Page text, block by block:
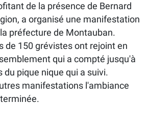
de la présence de Bernard
a organisé une manifestation
préfecture de Montauban.
de 150 grévistes ont rejoint en
qui a compté jusqu'à
du pique nique qui a suivi.
manifestations l'ambiance